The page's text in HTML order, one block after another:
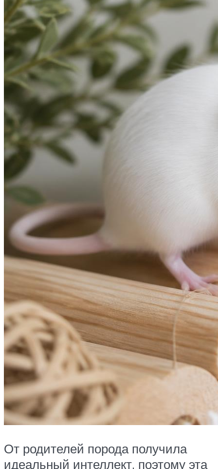
От родителей порода получила
идеальный интеллект, поэтому эта